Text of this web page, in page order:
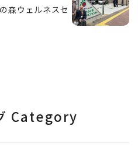
森ウェルネスセ
Category